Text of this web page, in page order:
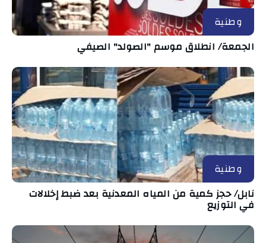
وطنية
الجمعة/ انطلاق موسم "الصولد" الصيفي
وطنية
نابل/ حجز كمية من المياه المعدنية بعد ضبط إخلالات
في التوزيع